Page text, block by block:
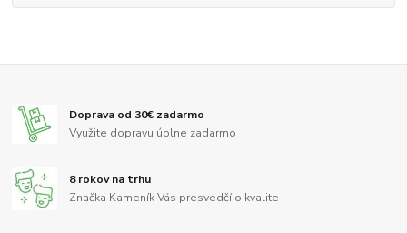
Doprava od 30€ zadarmo
Využite dopravu úplne zadarmo
8 rokov na trhu
Značka Kameník Vás presvedčí o kvalite